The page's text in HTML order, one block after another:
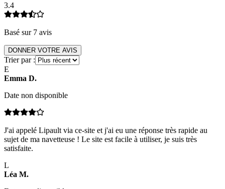
3.4
Basé sur 7 avis
DONNER VOTRE AVIS
Trier par :
E
Emma D.
Date non disponible
J'ai appelé Lipault via ce-site et j'ai eu une réponse très rapide au
sujet de ma navetteuse ! Le site est facile à utiliser, je suis très
satisfaite.
L
Léa M.